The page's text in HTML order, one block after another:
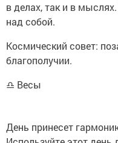
в делах, так и в
над собой.
Космический совет:
благополучии.
♎ Весы
День принесет